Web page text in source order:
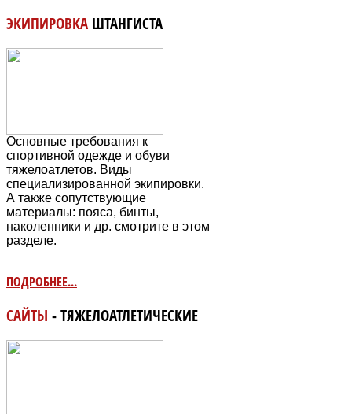
ЭКИПИРОВКА ШТАНГИСТА
Основные требования к
спортивной одежде и обуви
тяжелоатлетов. Виды
специализированной экипировки.
А также сопутствующие
материалы: пояса, бинты,
наколенники и др. смотрите в этом
разделе.
ПОДРОБНЕЕ...
САЙТЫ - ТЯЖЕЛОАТЛЕТИЧЕСКИЕ